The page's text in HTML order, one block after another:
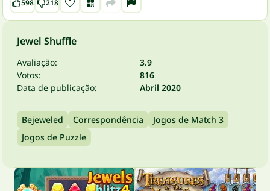
598 218
Jewel Shuffle
Avaliação:
3.9
Votos:
816
Data de publicação:
Abril 2020
Bejeweled Correspondência
Jogos de Match 3
Jogos de Puzzle